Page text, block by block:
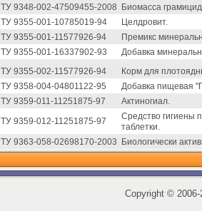
ТУ 9348-002-47509455-2008
Биомасса
ТУ 9355-001-10785019-94
Целдровит.
ТУ 9355-001-11577926-94
Премикс
ТУ 9355-001-16337902-93
Добавка
ТУ 9355-002-11577926-94
Корм для
ТУ 9358-004-04801122-95
Добавка пищевая
ТУ 9359-011-11251875-97
Актиногиал.
ТУ 9359-012-11251875-97
Средство гигиены
таблетки.
ТУ 9363-058-02698170-2003
Биологически
Copyright ©